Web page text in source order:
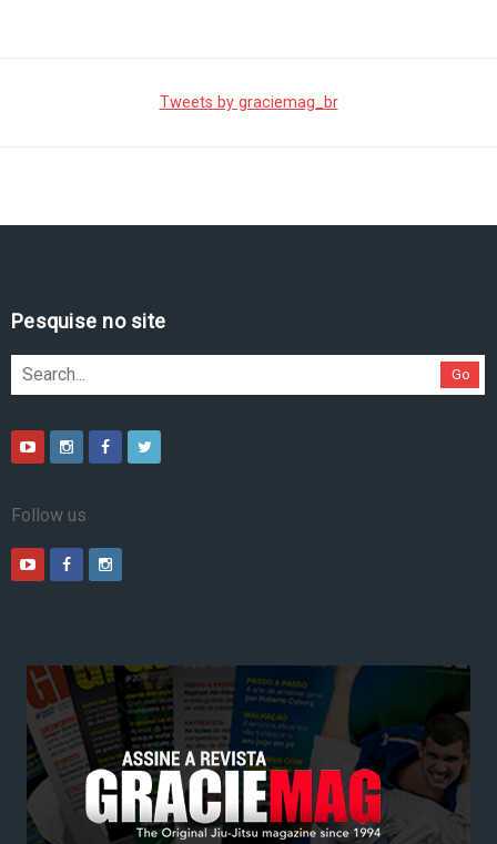
Tweets by graciemag_br
Pesquise no site
Go
Follow us